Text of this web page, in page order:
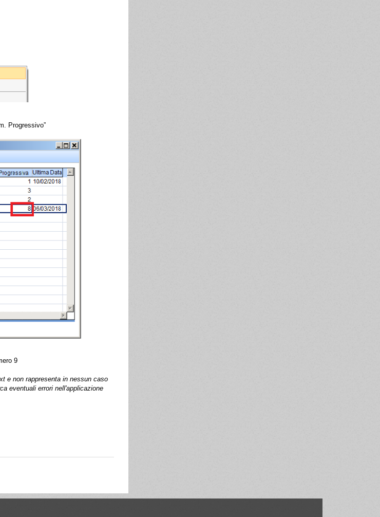
Progressivo”
9
e non rappresenta in nessun caso
eventuali errori nell'applicazione